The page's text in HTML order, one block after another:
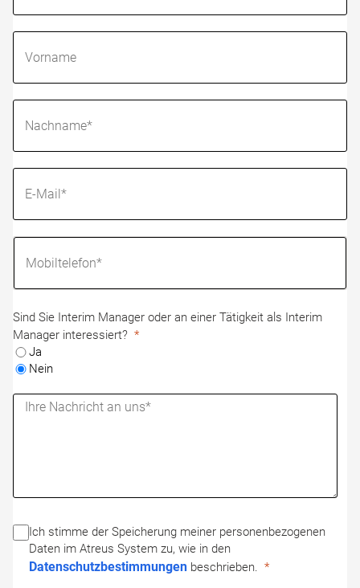
Sind Sie Interim Manager oder an einer Tätigkeit als Interim
Manager interessiert?
Ja
Nein
Ich stimme der Speicherung meiner personenbezogenen
Daten im Atreus System zu, wie in den
Datenschutzbestimmungen beschrieben.